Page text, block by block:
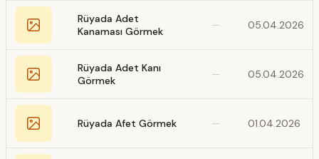
Rüyada Adet
Kanaması Görmek
— 05.04.2026
Rüyada Adet Kanı
Görmek
— 05.04.2026
Rüyada Afet Görmek — 01.04.2026